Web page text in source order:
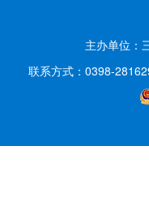
主办单位
联系方式：0398-